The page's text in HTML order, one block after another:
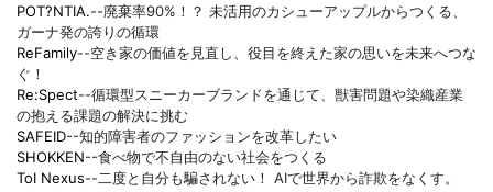
POT?NTIA.--廃棄率90%！？ 未活用のカシューアップルからつくる、
ガーナ発の誇りの循環
ReFamily--空き家の価値を見直し、役目を終えた家の思いを未来へつな
ぐ！
Re:Spect--循環型スニーカーブランドを通じて、獣害問題や染織産業
の抱える課題の解決に挑む
SAFEID--知的障害者のファッションを改革したい
SHOKKEN--食べ物で不自由のない社会をつくる
ToI Nexus--二度と自分も騙されない！ AIで世界から詐欺をなくす。